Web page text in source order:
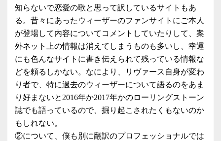
知らないで恋愛の歌と思って訳しているサイトもあ
る。昔々にあったウィーザーのファンサイトにご本人
が登場して内容についてコメントしていたりして、案
外ネット上の情報は消えてしまうものも多いし、幸運
にも色んなサイトに書き伝えられて残っている情報な
どを頼るしかない。なにより、リヴァース自身が変わ
り者で、特に過去のウィーザーについて語るのをあま
り好まないと2016年か2017年かのローリングストーン
誌でも語っているので、掘り起こされたくもないのか
もしれない。
②について、僕も別に翻訳のプロフェッショナルでは